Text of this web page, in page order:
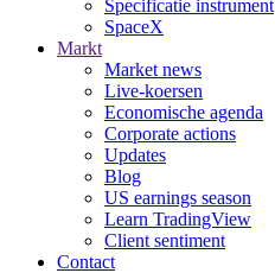
Specificatie instrument
SpaceX
Markt
Market news
Live-koersen
Economische agenda
Corporate actions
Updates
Blog
US earnings season
Learn TradingView
Client sentiment
Contact